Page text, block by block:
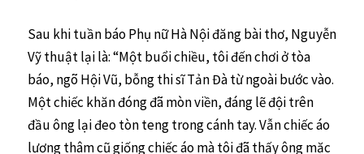
Sau khi tuần báo Phụ nữ Hà Nội đăng bài thơ, Nguyễn
Vỹ thuật lại là: “Một buổi chiều, tôi đến chơi ở tòa
báo, ngõ Hội Vũ, bỗng thi sĩ Tản Đà từ ngoài bước vào.
Một chiếc khăn đóng đã mòn viền, đáng lẽ đội trên
đầu ông lại đeo tòn teng trong cánh tay. Vẫn chiếc áo
lương thâm cũ giống chiếc áo mà tôi đã thấy ông mặc